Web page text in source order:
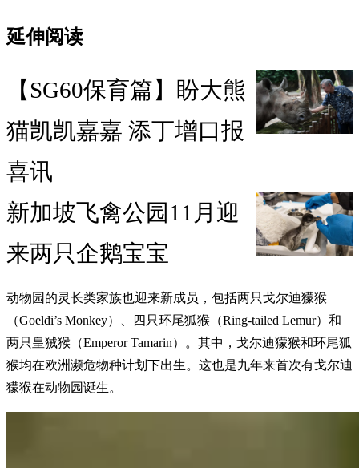
延伸阅读
【SG60保育篇】盼大熊
猫凯凯嘉嘉 添丁增口报
喜讯
新加坡飞禽公园11月迎
来两只企鹅宝宝
动物园的灵长类家族也迎来新成员，包括两只戈尔迪獴猴
（Goeldi’s Monkey）、四只环尾狐猴（Ring-tailed Lemur）和
两只皇狨猴（Emperor Tamarin）。其中，戈尔迪獴猴和环尾狐
猴均在欧洲濒危物种计划下出生。这也是九年来首次有戈尔迪
獴猴在动物园诞生。